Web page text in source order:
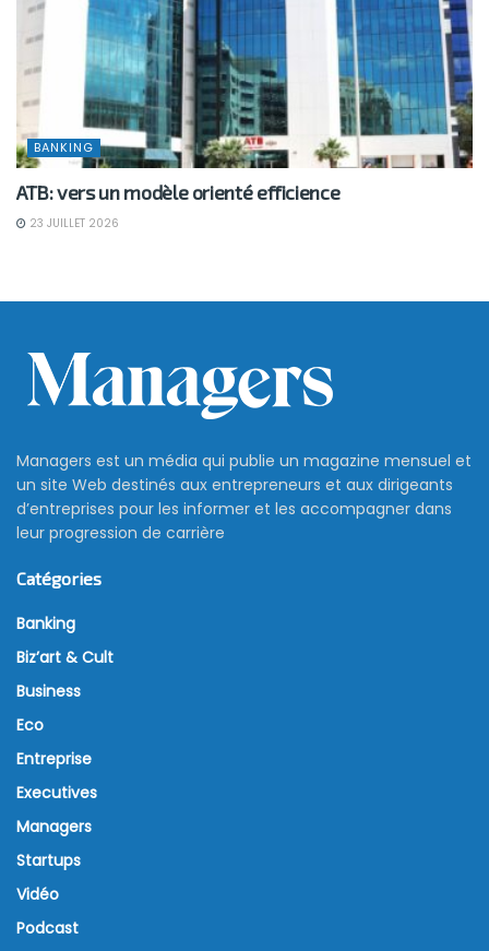
BANKING
ATB: vers un modèle orienté efficience
23 JUILLET 2026
Assad: un bond dans les ventes
grâce à un effet de base
favorable
27 avril 2024
Au cours du premier trimestre 2024, l’Accumulateur
Tunisien Assad a réalisé un chiffre d’affaires de 19,147
ventes sur le marché local ont totalisé 6,880 Mtnd,
en progression de 48,6%. L’essentiel des revenus
provient de l’export, qui s’est accru de 35,6% au
cours des trois premiers mois de l’année pour
s’établir à 12,267 Mtnd.
Ce dynamisme est reflété dans la production qui a